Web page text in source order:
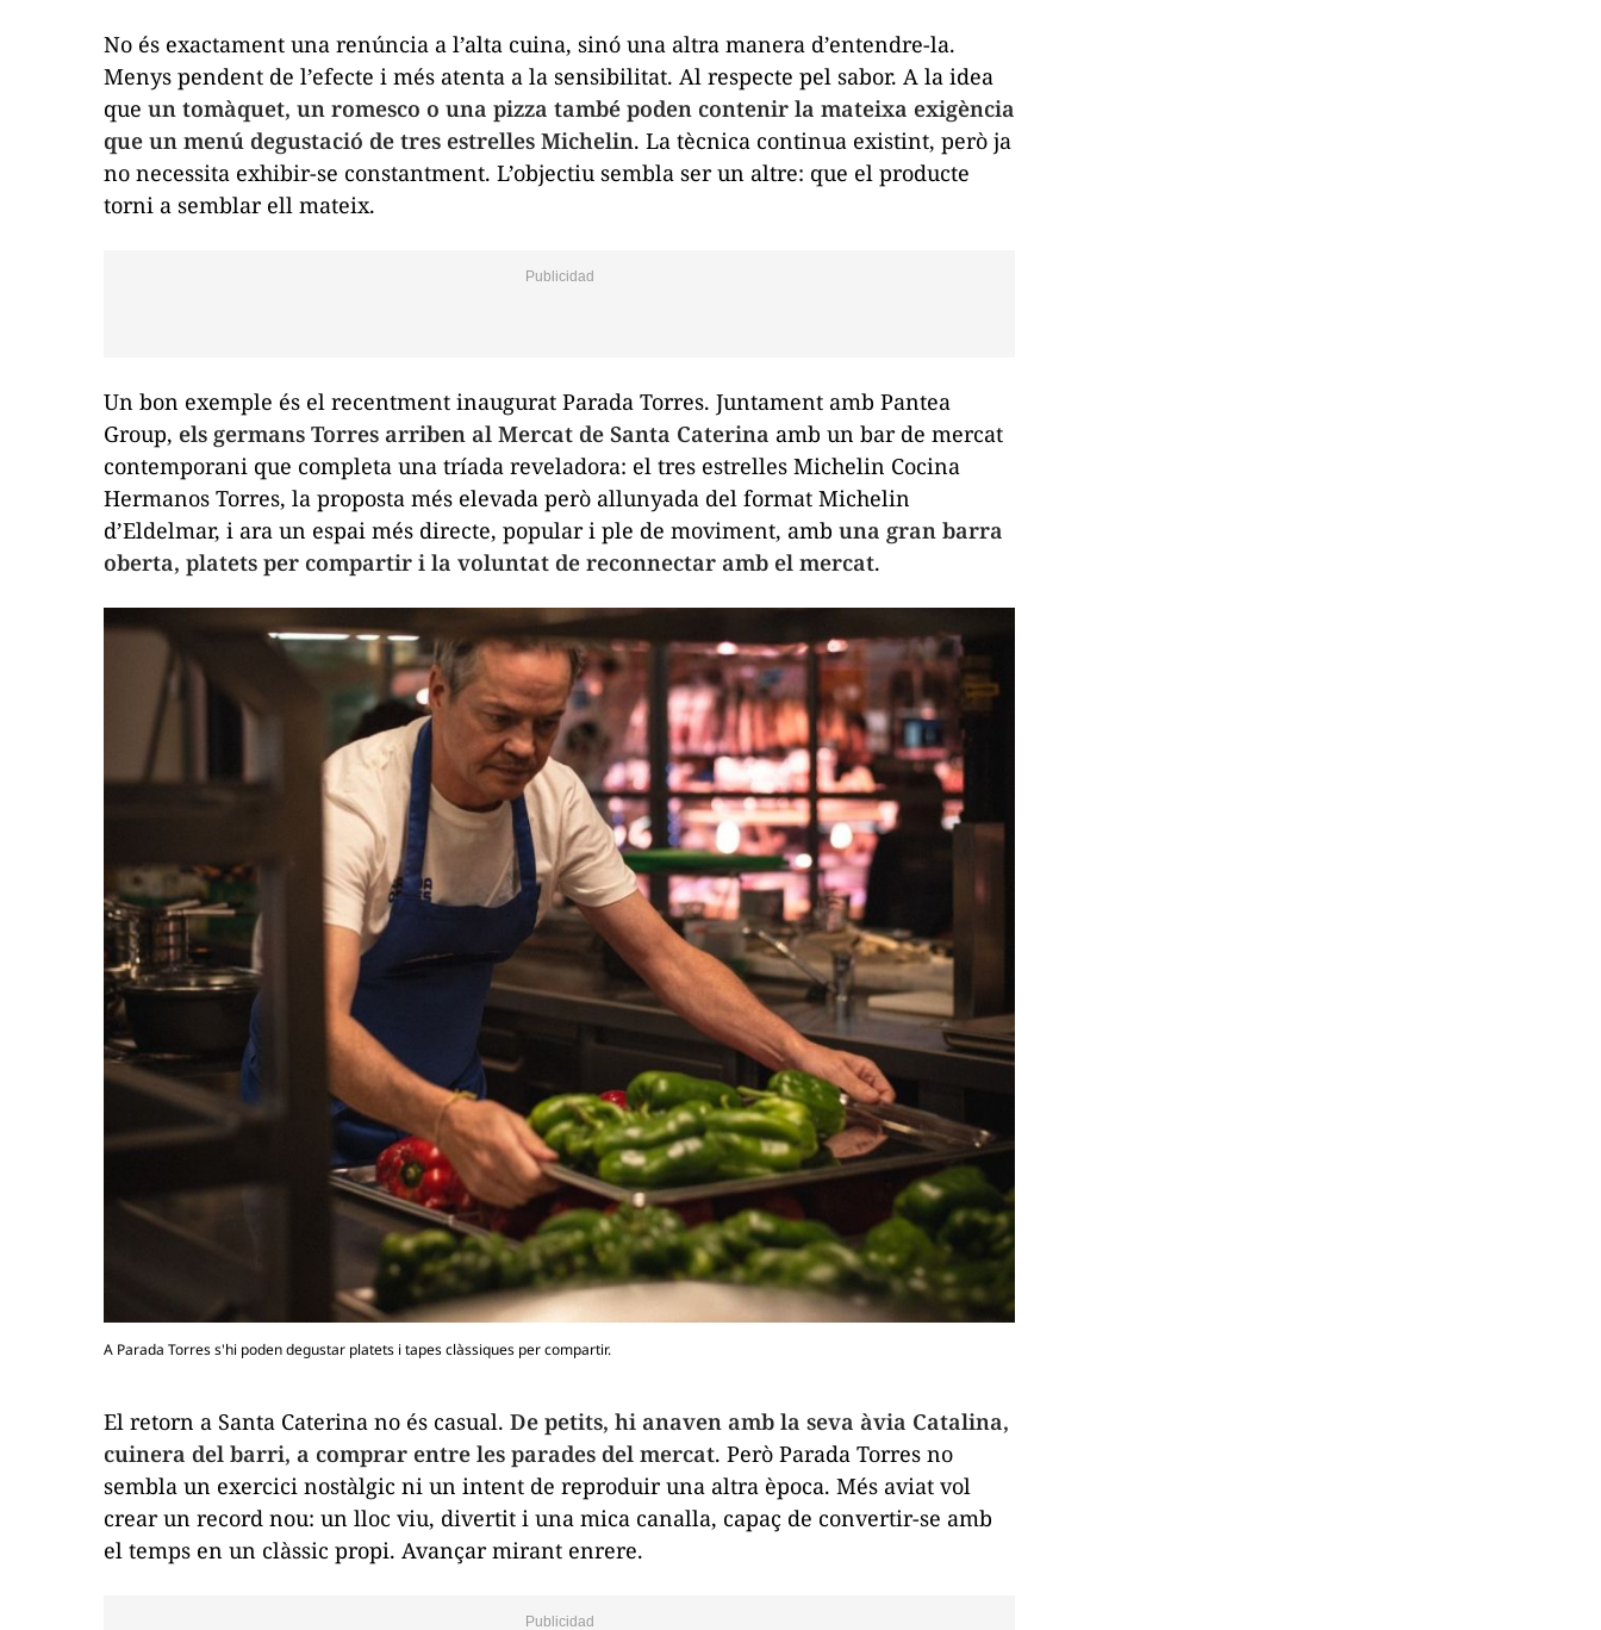
No és exactament una renúncia a l’alta cuina, sinó una altra manera d’entendre-la.
Menys pendent de l’efecte i més atenta a la sensibilitat. Al respecte pel sabor. A la idea
que un tomàquet, un romesco o una pizza també poden contenir la mateixa exigència
que un menú degustació de tres estrelles Michelin. La tècnica continua existint, però ja
no necessita exhibir-se constantment. L’objectiu sembla ser un altre: que el producte
torni a semblar ell mateix.
Un bon exemple és el recentment inaugurat Parada Torres. Juntament amb Pantea
Group, els germans Torres arriben al Mercat de Santa Caterina amb un bar de mercat
contemporani que completa una tríada reveladora: el tres estrelles Michelin Cocina
Hermanos Torres, la proposta més elevada però allunyada del format Michelin
d’Eldelmar, i ara un espai més directe, popular i ple de moviment, amb una gran barra
oberta, platets per compartir i la voluntat de reconnectar amb el mercat.
A Parada Torres s'hi poden degustar platets i tapes clàssiques per compartir.
El retorn a Santa Caterina no és casual. De petits, hi anaven amb la seva àvia Catalina,
cuinera del barri, a comprar entre les parades del mercat. Però Parada Torres no
sembla un exercici nostàlgic ni un intent de reproduir una altra època. Més aviat vol
crear un record nou: un lloc viu, divertit i una mica canalla, capaç de convertir-se amb
el temps en un clàssic propi. Avançar mirant enrere.